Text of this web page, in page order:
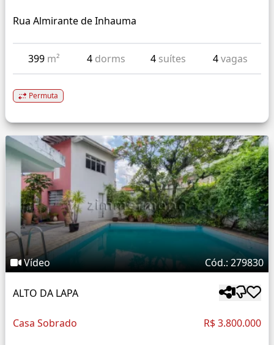
Rua Almirante de Inhauma
399 m² 4 dorms 4 suítes 4vagas
Permuta
Vídeo Cód.: 279830
ALTO DA LAPA
Casa Sobrado R$ 3.800.000